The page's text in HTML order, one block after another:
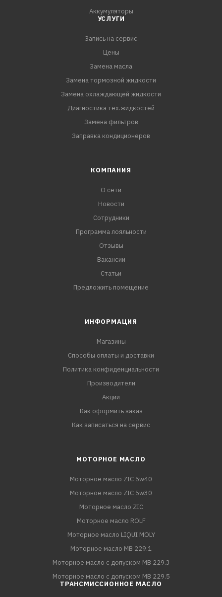
Аккумуляторы
УСЛУГИ
Запись на сервис
Цены
Замена масла
Замена тормозной жидкости
Замена охлаждающей жидкости
Диагностика тех.жидкостей
Замена фильтров
Заправка кондиционеров
КОМПАНИЯ
О сети
Новости
Сотрудники
Программа лояльности
Отзывы
Вакансии
Статьи
Предложить помещение
ИНФОРМАЦИЯ
Магазины
Способы оплаты и доставки
Политика конфиденциальности
Производители
Акции
Как оформить заказ
Как записаться на сервис
МОТОРНОЕ МАСЛО
Моторное масло ZIC 5w40
Моторное масло ZIC 5w30
Моторное масло ZIC
Моторное масло ROLF
Моторное масло LIQUI MOLY
Моторное масло MB 229.1
Моторное масло с допуском MB 229.3
Моторное масло с допуском MB 229.5
ТРАНСМИССИОННОЕ МАСЛО